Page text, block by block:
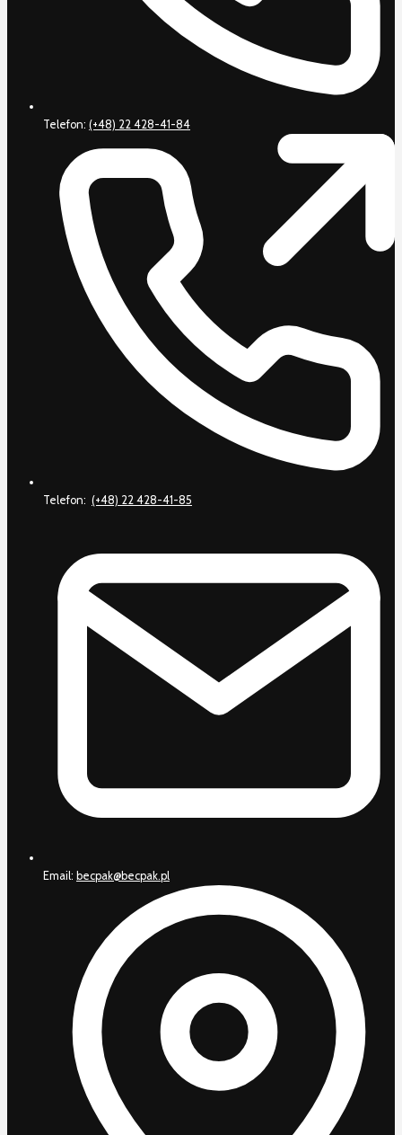
Telefon: (+48) 22 428-41-84
Telefon: (+48) 22 428-41-85
Email: becpak@becpak.pl